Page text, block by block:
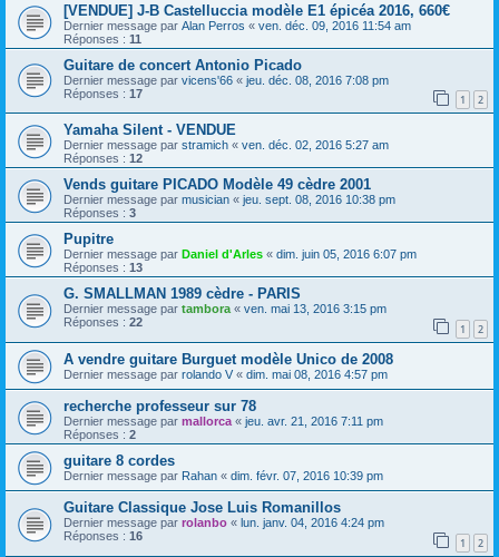
[VENDUE] J-B Castelluccia modèle E1 épicéa 2016, 660€
Dernier message par Alan Perros « ven. déc. 09, 2016 11:54 am
Réponses : 11
Guitare de concert Antonio Picado
Dernier message par vicens'66 « jeu. déc. 08, 2016 7:08 pm
Réponses : 17 1 2
Yamaha Silent - VENDUE
Dernier message par stramich « ven. déc. 02, 2016 5:27 am
Réponses : 12
Vends guitare PICADO Modèle 49 cèdre 2001
Dernier message par musician « jeu. sept. 08, 2016 10:38 pm
Réponses : 3
Pupitre
Dernier message par Daniel d'Arles « dim. juin 05, 2016 6:07 pm
Réponses : 13
G. SMALLMAN 1989 cèdre - PARIS
Dernier message par tambora « ven. mai 13, 2016 3:15 pm
Réponses : 22 1 2
A vendre guitare Burguet modèle Unico de 2008
Dernier message par rolando V « dim. mai 08, 2016 4:57 pm
recherche professeur sur 78
Dernier message par mallorca « jeu. avr. 21, 2016 7:11 pm
Réponses : 2
guitare 8 cordes
Dernier message par Rahan « dim. févr. 07, 2016 10:39 pm
Guitare Classique Jose Luis Romanillos
Dernier message par rolanbo « lun. janv. 04, 2016 4:24 pm
Réponses : 16 1 2